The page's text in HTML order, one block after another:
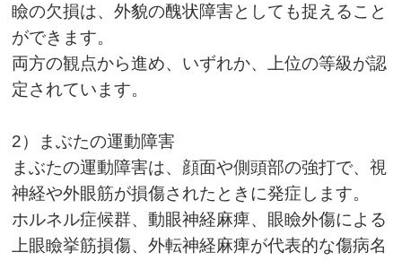
瞼の欠損は、外貌の醜状障害としても捉えること
ができます。
両方の観点から進め、いずれか、上位の等級が認
定されています。
2）まぶたの運動障害
まぶたの運動障害は、顔面や側頭部の強打で、視
神経や外眼筋が損傷されたときに発症します。
ホルネル症候群、動眼神経麻痺、眼瞼外傷による
上眼瞼挙筋損傷、外転神経麻痺が代表的な傷病名